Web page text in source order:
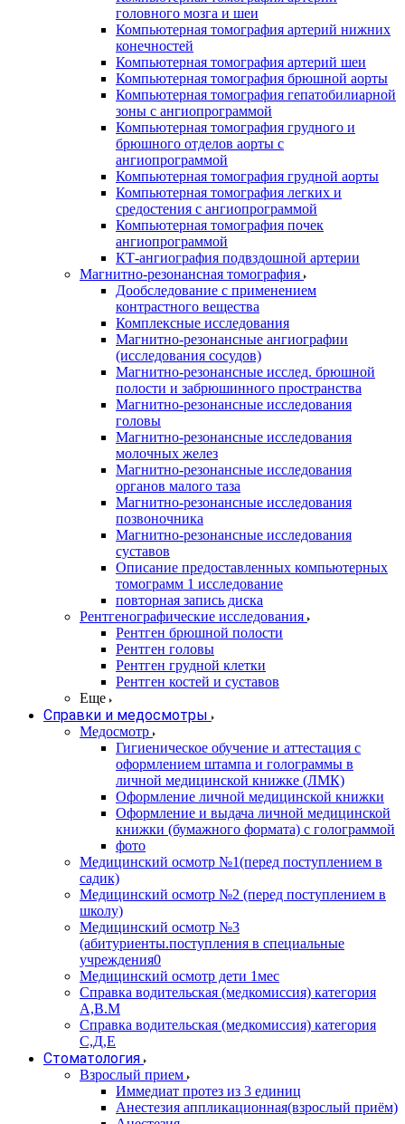
головного мозга и шеи
Компьютерная томография артерий нижних
конечностей
Компьютерная томография артерий шеи
Компьютерная томография брюшной аорты
Компьютерная томография гепатобилиарной
зоны с ангиопрограммой
Компьютерная томография грудного и
брюшного отделов аорты с
ангиопрограммой
Компьютерная томография грудной аорты
Компьютерная томография легких и
средостения с ангиопрограммой
Компьютерная томография почек
ангиопрограммой
КТ-ангиография подвздошной артерии
Магнитно-резонансная томография
Дообследование с применением
контрастного вещества
Комплексные исследования
Магнитно-резонансные ангиографии
(исследования сосудов)
Магнитно-резонансные исслед. брюшной
полости и забрюшинного пространства
Магнитно-резонансные исследования
головы
Магнитно-резонансные исследования
молочных желез
Магнитно-резонансные исследования
органов малого таза
Магнитно-резонансные исследования
позвоночника
Магнитно-резонансные исследования
суставов
Описание предоставленных компьютерных
томограмм 1 исследование
повторная запись диска
Рентгенографические исследования
Рентген брюшной полости
Рентген головы
Рентген грудной клетки
Рентген костей и суставов
Еще
Справки и медосмотры
Медосмотр
Гигиеническое обучение и аттестация с
оформлением штампа и голограммы в
личной медицинской книжке (ЛМК)
Оформление личной медицинской книжки
Оформление и выдача личной медицинской
книжки (бумажного формата) с голограммой
фото
Медицинский осмотр №1(перед поступлением в
садик)
Медицинский осмотр №2 (перед поступлением в
школу)
Медицинский осмотр №3
(абитуриенты.поступления в специальные
учреждения0
Медицинский осмотр дети 1мес
Справка водительская (медкомиссия) категория
А,В.М
Справка водительская (медкомиссия) категория
С,Д,Е
Стоматология
Взрослый прием
Иммедиат протез из 3 единиц
Анестезия аппликационная(взрослый приём)